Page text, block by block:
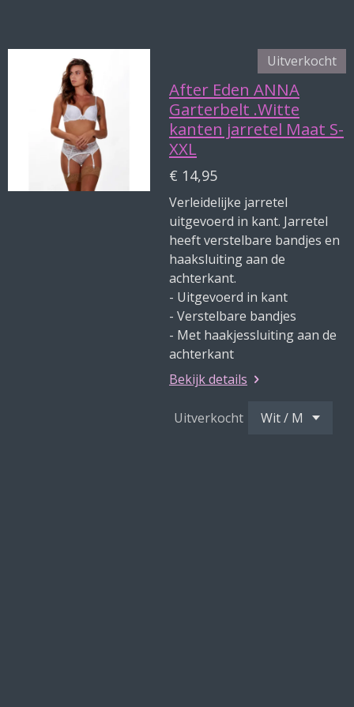
Uitverkocht
After Eden ANNA
Garterbelt .Witte
kanten jarretel Maat S-
XXL
€ 14,95
Verleidelijke jarretel
uitgevoerd in kant. Jarretel
heeft verstelbare bandjes en
haaksluiting aan de
achterkant.
- Uitgevoerd in kant
- Verstelbare bandjes
- Met haakjessluiting aan de
achterkant
Bekijk details
Uitverkocht